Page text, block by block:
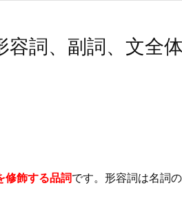
詞、副詞、文全
修飾する品詞です。形容詞は名詞